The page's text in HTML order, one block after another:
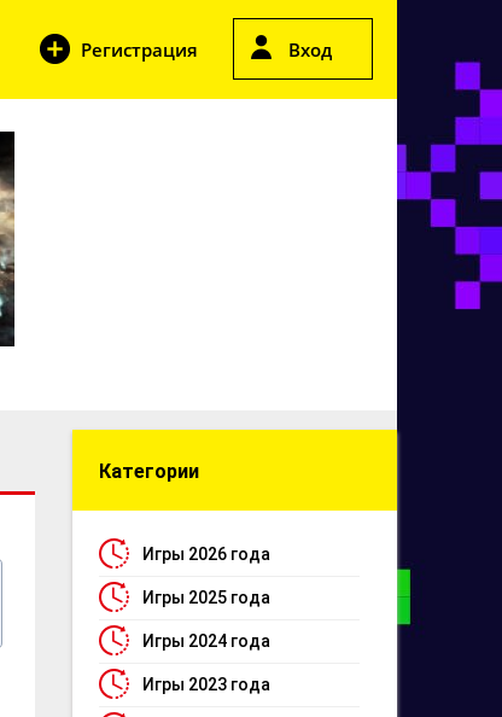
Регистрация Вход
Категории
Игры 2026 года
Игры 2025 года
Игры 2024 года
Игры 2023 года